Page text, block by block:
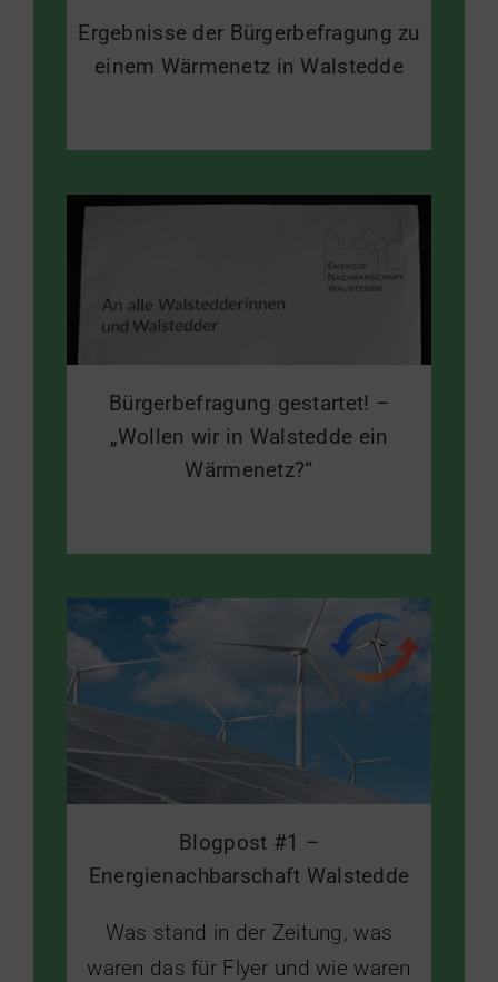
Ergebnisse der Bürgerbefragung zu
einem Wärmenetz in Walstedde
Bürgerbefragung gestartet! –
„Wollen wir in Walstedde ein
Wärmenetz?“
Blogpost #1 –
Energienachbarschaft Walstedde
Was stand in der Zeitung, was
waren das für Flyer und wie waren